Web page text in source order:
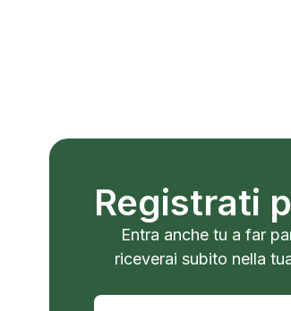
Registrati
Entra anche tu a far
riceverai subito nella